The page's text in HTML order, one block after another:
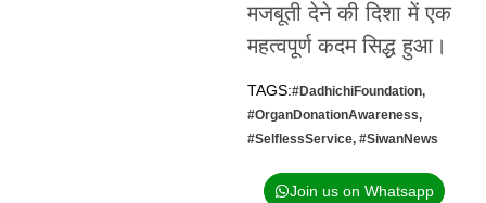
मजबूती देने की दिशा में एक
महत्वपूर्ण कदम सिद्ध हुआ।
TAGS:#DadhichiFoundation,
#OrganDonationAwareness,
#SelflessService, #SiwanNews
Join us on Whatsapp